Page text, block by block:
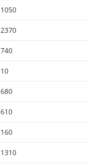
1050
2370
740
10
680
610
160
1310